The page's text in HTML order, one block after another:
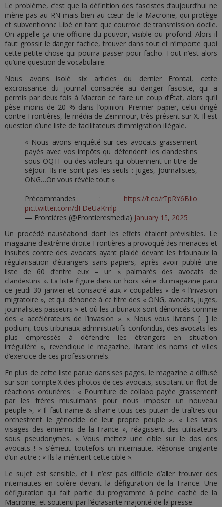
Le problème, c’est que la définition des fascistes d’aujourd’hui ne
mène pas au RN mais bien au cœur de la Macronie, qui protège
et subventionne Libé en tant que courroie de transmission docile.
On appelle ça une officine du pouvoir, visible ou profond. Alors il
faut grossir le danger factice, trouver dans tout et n’importe quoi
cette petite chose qui pourra passer pour facho. Tout n’est alors
qu’une question de vocabulaire.
Nous avons isolé six articles du dernier Frontal, cette
excroissance du journal consacrée au danger fasciste, qui a
permis par deux fois à Macron de faire un coup d’État, alors qu’il
pèse moins de 20 % dans l’opinion. Premier papier, celui dirigé
contre Frontières, le média de Zemmour, très présent sur X. Il est
question d’une liste de facilitateurs d’immigration illégale.
« Nous avons enquêté sur ces avocats grassement
payés avec vos impôts qui défendent les clandestins
sous OQTF ou des violeurs qui obtiennent un titre de
séjour. Ils ne sont pas les seuls : juges, journalistes,
ONG…On vous révèle tout »
Précommandes : https://t.co/rTpRY6BIio
pic.twitter.com/dFDeUaKmlp
— Frontières (@Frontieresmedia) January 15, 2025
Un procédé nauséabond dont les effets étaient prévisibles. Le
magazine d’extrême droite Frontières a provoqué des menaces et
insultes contre des avocats ayant plaidé devant les tribunaux la
régularisation d’étrangers sans papiers, après avoir publié une
liste de 60 d’entre eux – un « palmarès des avocats de
clandestins ». La liste figure dans un hors-série du magazine paru
ce jeudi 30 janvier et consacré aux « coupables » de « l’invasion
migratoire », et qui dénonce à ce titre des « ONG, avocats, juges,
journalistes passeurs » et où les tribunaux sont dénoncés comme
des « accélérateurs de l’invasion ». « Nous vous livrons […] le
podium, tous tribunaux administratifs confondus, des avocats les
plus empressés à défendre les étrangers en situation
irrégulière », revendique le magazine, livrant les noms et villes
d’exercice de ces professionnels.
En plus de cette liste parue dans ses pages, le magazine a diffusé
sur son compte X des photos de ces avocats, suscitant un flot de
réactions ordurières : « Pourriture de collabo payée grassement
par les frères musulmans pour nous imposer un nouveau
peuple », « Il faut name & shame tous ces putain de traîtres qui
orchestrent le génocide de leur propre peuple », « Les vrais
visages des ennemis de la France », réagissent des utilisateurs
sous pseudonymes. « Vous mettez une cible sur le dos des
avocats ! » s’émeut toutefois un internaute. Réponse cinglante
d’un autre : « Ils la méritent cette cible ».
Le sujet est sensible, et il n’est pas difficile d’aller trouver des
internautes en colère devant la défiguration de la France. Une
défiguration qui fait partie du programme à peine caché de la
Macronie, et soutenu par l’écrasante majorité de la presse.